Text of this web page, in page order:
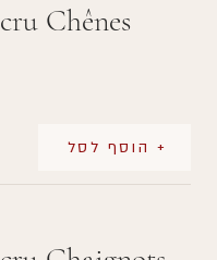
cru Chênes
+ הוסף לסל